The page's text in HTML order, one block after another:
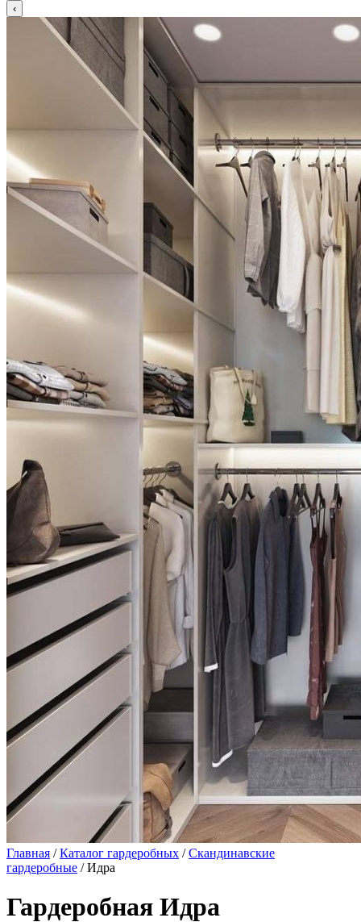
Главная /Каталог гардеробных /Скандинавские
гардеробные / Идра
Гардеробная Идра